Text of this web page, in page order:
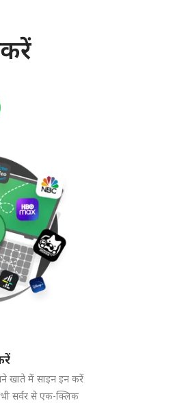
खाते में साइन इन करें
सर्वर से एक-क्लिक